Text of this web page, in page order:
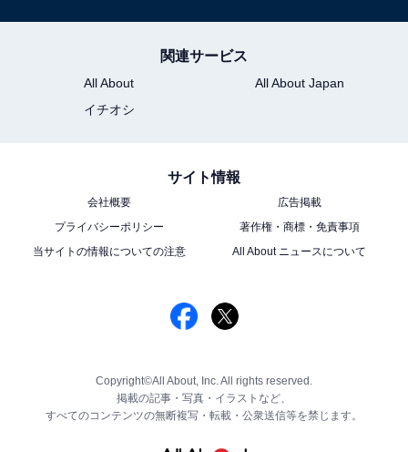
関連サービス
All About
All About Japan
イチオシ
サイト情報
会社概要
広告掲載
プライバシーポリシー
著作権・商標・免責事項
当サイトの情報についての注意
All About ニュースについて
Copyright©All About, Inc. All rights reserved.
掲載の記事・写真・イラストなど、
すべてのコンテンツの無断複写・転載・公衆送信等を禁じます。